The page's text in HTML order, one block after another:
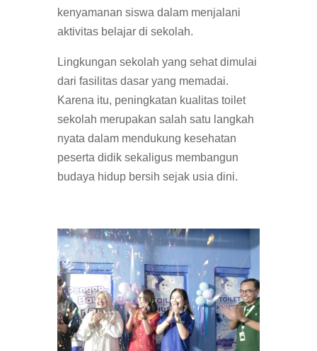
kenyamanan siswa dalam menjalani
aktivitas belajar di sekolah.
Lingkungan sekolah yang sehat dimulai
dari fasilitas dasar yang memadai.
Karena itu, peningkatan kualitas toilet
sekolah merupakan salah satu langkah
nyata dalam mendukung kesehatan
peserta didik sekaligus membangun
budaya hidup bersih sejak usia dini.